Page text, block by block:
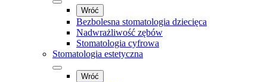
Wróć
Bezbolesna stomatologia dziecięca
Nadwrażliwość zębów
Stomatologia cyfrowa
Stomatologia estetyczna
Wróć